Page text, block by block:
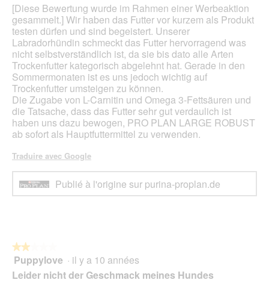
étoiles.
[Diese Bewertung wurde im Rahmen einer Werbeaktion
gesammelt.] Wir haben das Futter vor kurzem als Produkt
testen dürfen und sind begeistert. Unserer
Labradorhündin schmeckt das Futter hervorragend was
nicht selbstverständlich ist, da sie bis dato alle Arten
Trockenfutter kategorisch abgelehnt hat. Gerade in den
Sommermonaten ist es uns jedoch wichtig auf
Trockenfutter umsteigen zu können.
Die Zugabe von L-Carnitin und Omega 3-Fettsäuren und
die Tatsache, dass das Futter sehr gut verdaulich ist
haben uns dazu bewogen, PRO PLAN LARGE ROBUST
ab sofort als Hauptfuttermittel zu verwenden.
Traduire avec Google
Publié à l'origine sur purina-proplan.de
★★★★★
★★★★★
2Puppylove · il y a 10 années
Leider nicht der Geschmack meines Hundes